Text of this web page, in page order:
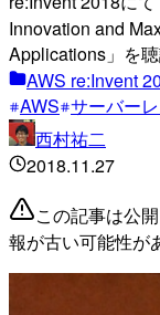
Innovation and
Applications」を
AWS re:Invent
AWS サーバー
西村祐二
2018.11.27
この記事は公
報が古い可能性が